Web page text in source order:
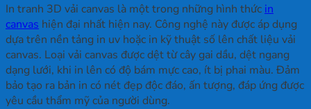
In tranh 3D vải canvas là một trong những hình thức in
canvas hiện đại nhất hiện nay. Công nghệ này được áp dụng
dựa trên nền tảng in uv hoặc in kỹ thuật số lên chất liệu vải
canvas. Loại vải canvas được dệt từ cây gai dầu, dệt ngang
dạng lưới, khi in lên có độ bám mực cao, ít bị phai màu. Đảm
bảo tạo ra bản in có nét đẹp độc đáo, ấn tượng, đáp ứng được
yêu cầu thẩm mỹ của người dùng.